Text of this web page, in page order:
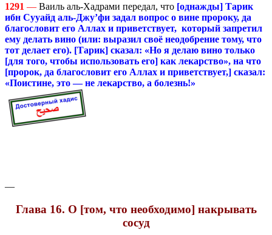
1291 — Ваиль аль-Хадрами передал, что [однажды] Тарик
ибн Сууайд аль-Джу’фи задал вопрос о вине пророку, да
благословит его Аллах и приветствует, который запретил
ему делать вино (или: выразил своё неодобрение тому, что
тот делает его). [Тарик] сказал: «Но я делаю вино только
[для того, чтобы использовать его] как лекарство», на что
[пророк, да благословит его Аллах и приветствует,] сказал:
«Поистине, это — не лекарство, а болезнь!»
—
Глава 16. О [том, что необходимо] накрывать
сосуд